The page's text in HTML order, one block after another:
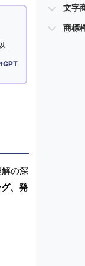
の深
、発
文字
商標